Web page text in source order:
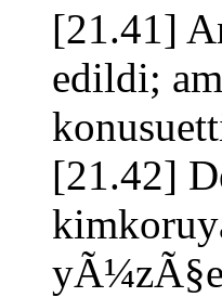
[21.41]
edildi;
[21.42]